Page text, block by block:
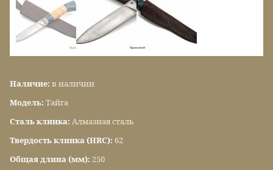
Наличие: в наличии
Модель: Тайга
Сталь клинка: Алмазная сталь
Твердость клинка (HRC): 62
Общая длина (мм): 250